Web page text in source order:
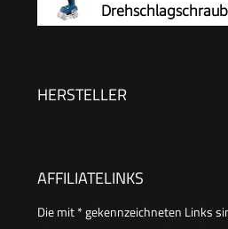
HERSTELLER
AFFILIATELINKS
Die mit * gekennzeichneten Links